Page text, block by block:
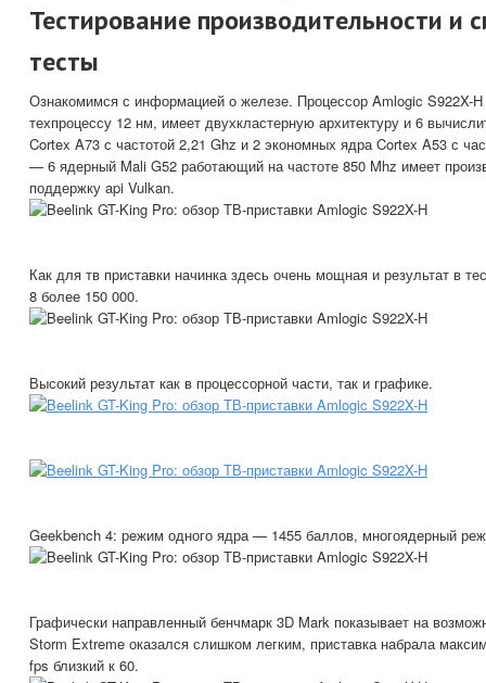
Тестирование производительности и
тесты
Ознакомимся с информацией о железе. Процессор Amlogic S922X-H
техпроцессу 12 нм, имеет двухкластерную архитектуру и 6
Cortex A73 с частотой 2,21 Ghz и 2 экономных ядра Cortex A53 с
— 6 ядерный Mali G52 работающий на частоте 850 Mhz имеет
поддержку api Vulkan.
Как для тв приставки начинка здесь очень мощная и результат в
8 более 150 000.
Высокий результат как в процессорной части, так и графике.
Geekbench 4: режим одного ядра — 1455 баллов, многоядерный
Графически направленный бенчмарк 3D Mark показывает на
Storm Extreme оказался слишком легким, приставка набрала
fps близкий к 60.